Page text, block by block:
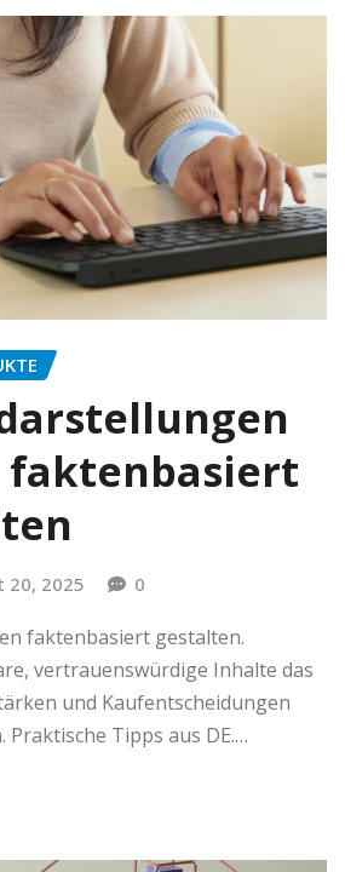
20, 2025 0
faktenbasiert gestalten.
vertrauenswürdige Inhalte das
und Kaufentscheidungen
Praktische Tipps aus DE.…